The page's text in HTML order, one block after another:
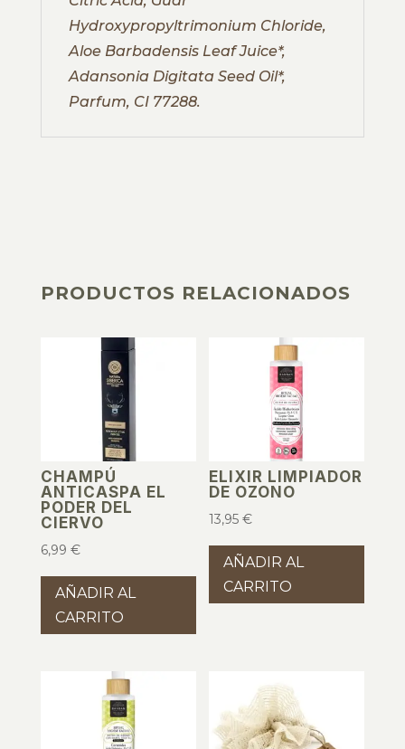
Hydroxypropyltrimonium Chloride,
Aloe Barbadensis Leaf Juice*,
Adansonia Digitata Seed Oil*,
Parfum, CI 77288.
PRODUCTOS RELACIONADOS
CHAMPÚ
ANTICASPA EL
PODER DEL
CIERVO
6,99 €
AÑADIR AL
CARRITO
ELIXIR LIMPIADOR
DE OZONO
13,95€
AÑADIR AL
CARRITO